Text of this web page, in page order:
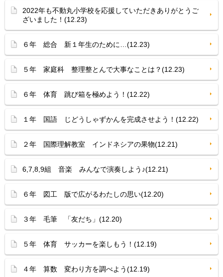
2022年も不動丸小学校を応援していただきありがとうご
ざいました！(12.23)
６年 総合 新１年生のために…(12.23)
５年 家庭科 整理整とんで大事なことは？(12.23)
６年 体育 跳び箱を極めよう！(12.22)
１年 国語 じどうしゃずかんを完成させよう！(12.22)
２年 国際理解教室 インドネシアの果物(12.21)
6,7,8,9組 音楽 みんなで演奏しよう♪(12.21)
６年 図工 版で広がるわたしの思い(12.20)
３年 毛筆 「友だち」(12.20)
５年 体育 サッカーを楽しもう！(12.19)
４年 算数 変わり方を調べよう(12.19)